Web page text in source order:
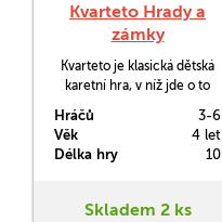
Kvarteto Hrady a
zámky
Kvarteto je klasická dětská
karetní hra, v níž jde o to
má něco společného. Díky
kvartetu Hrady a zámky děti
navíc poznají památky
Slovenska.
Hráčů
3-6
Věk
4 let
Délka hry
10
Skladem 2 ks